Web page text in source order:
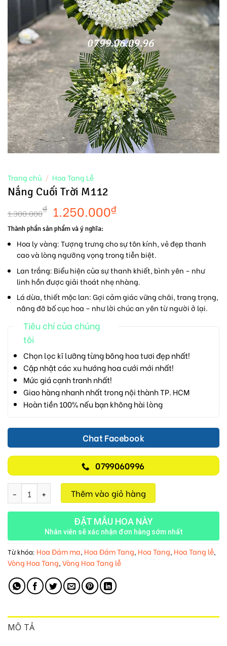
Trang chủ / Hoa Tang Lễ
Nắng Cuối Trời M112
1.300.000₫ 1.250.000₫
Thành phần sản phẩm và ý nghĩa:
Hoa ly vàng:Tượng trưng cho sự tôn kính, vẻ đẹp thanh
cao và lòng ngưỡng vọng trong tiễn biệt.
Lan trắng: Biểu hiện của sự thanh khiết, bình yên – như
linh hồn được giải thoát nhẹ nhàng.
Lá dừa, thiết mộc lan:Gợi cảm giác vững chãi, trang trọng,
nâng đỡ bố cục hoa – như lời chúc an yên từ người ở lại.
Tiêu chí của chúng
tôi
Chọn lọc kĩ lưỡng từng bông hoa tươi đẹp nhất!
Cập nhật các xu hướng hoa cưới mới nhất!
Mức giá cạnh tranh nhất!
Giao hàng nhanh nhất trong nội thành TP. HCM
Hoàn tiền 100% nếu bạn không hài lòng
Chat Facebook
0799060996
Nắng Cuối Trời M112 số lượngThêm vào giỏ hàng
ĐẶT MẪU HOA NÀY
Nhân viên sẽ xác nhận đơn hàng sớm nhất
Từ khóa: Hoa Đám ma, Hoa Đám Tang, Hoa Tang, Hoa Tang lễ,
Vòng Hoa Tang, Vòng Hoa Tang lễ
MÔ TẢ